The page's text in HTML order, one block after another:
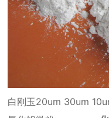
白刚玉20um 30um